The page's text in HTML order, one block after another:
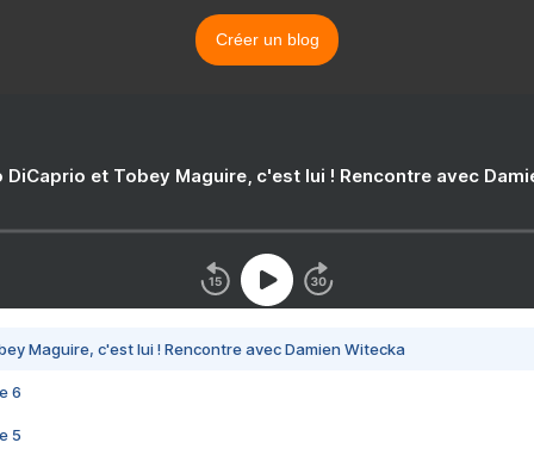
Créer un blog
DiCaprio et Tobey Maguire, c'est lui ! Rencontre avec
Maguire, c'est lui ! Rencontre avec Damien Witecka
6
5